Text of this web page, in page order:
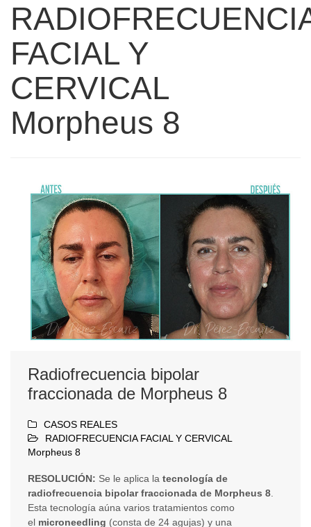
FACIAL Y
CERVICAL
Morpheus 8
Radiofrecuencia bipolar
fraccionada de Morpheus 8
CASOS REALES
RADIOFRECUENCIA FACIAL Y CERVICAL
Morpheus 8
RESOLUCIÓN: Se le aplica la tecnología de
radiofrecuencia bipolar fraccionada de Morpheus 8
Esta tecnología aúna varios tratamientos como
el microneedling (consta de 24 agujas) y una